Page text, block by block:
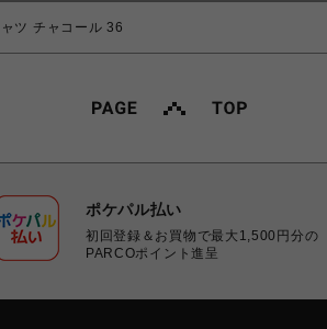
ツ チャコール 36
ポケパル払い
初回登録＆お買物で最大1,500円分の
PARCOポイント進呈